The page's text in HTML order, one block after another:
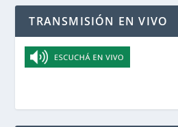
TRANSMISIÓN EN VIVO